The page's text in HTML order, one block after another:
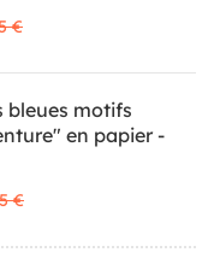
€
bleues motifs
en papier -
€